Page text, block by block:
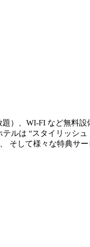
）、WI-FI など無料設
ルは “スタイリッシ
そして様々な特典サ